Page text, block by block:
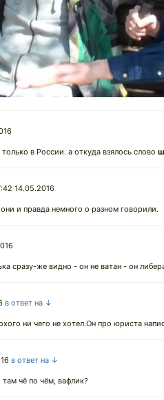
в России. а откуда взялось слово
14.05.2016
и правда немного о разном говорили.
сразу-же видно - он не ватан - он
в ответ на ↓
ни чего не хотел.Он про юриста
в ответ на ↓
там чё по чём, вафлик?